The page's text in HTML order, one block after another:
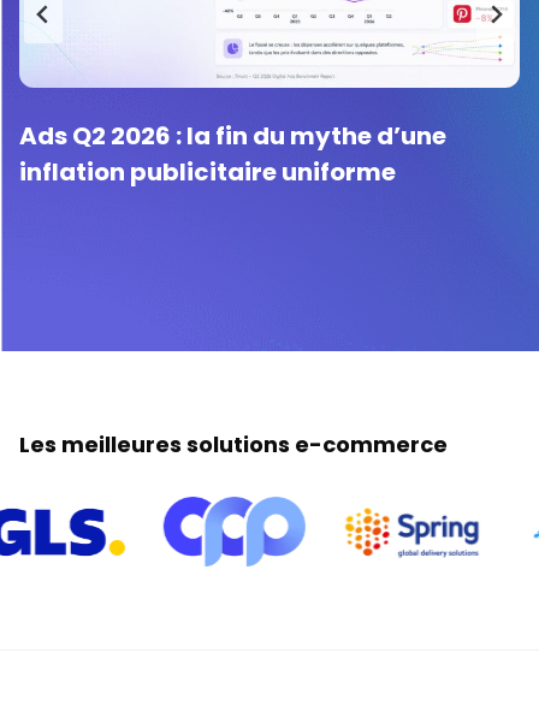
Mondial Relay : une solution de livraison
simple, économique et responsable
Les meilleures solutions e-commerce